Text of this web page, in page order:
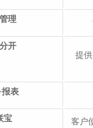
理
开
提
报表
宝
客户